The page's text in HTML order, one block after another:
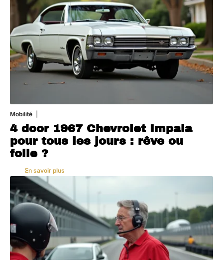
Mobilité
4 door 1967 Chevrolet Impala
pour tous les jours : rêve ou
folie ?
En savoir plus